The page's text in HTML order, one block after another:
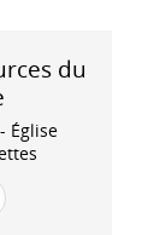
du
Église